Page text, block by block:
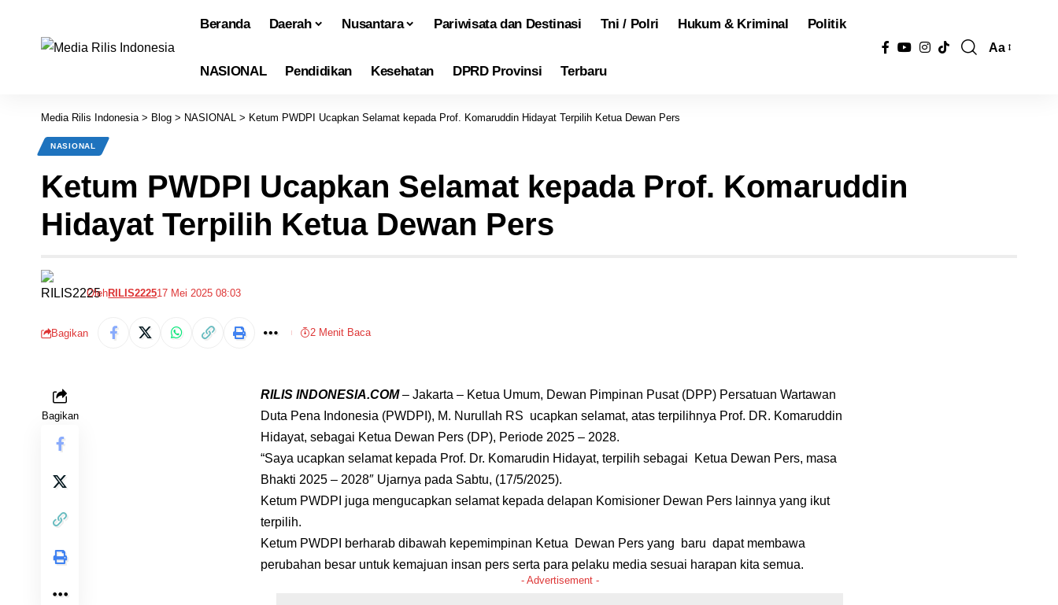
Beranda Daerah Nusantara Pariwisata dan Destinasi Tni / Polri Hukum & Kriminal Politik
NASIONAL Pendidikan Kesehatan DPRD Provinsi Terbaru
Aa
Media Rilis Indonesia> Blog > NASIONAL > Ketum PWDPI Ucapkan Selamat kepada Prof. Komaruddin Hidayat Terpilih Ketua Dewan Pers
NASIONAL
Ketum PWDPI Ucapkan Selamat kepada Prof. Komaruddin
Hidayat Terpilih Ketua Dewan Pers
OlehRILIS222517 Mei 2025 08:03
Bagikan 2 Menit Baca
Bagikan
RILIS INDONESIA.COM– Jakarta – Ketua Umum, Dewan Pimpinan Pusat (DPP) Persatuan Wartawan
Duta Pena Indonesia (PWDPI), M. Nurullah RS ucapkan selamat, atas terpilihnya Prof. DR. Komaruddin
Hidayat, sebagai Ketua Dewan Pers (DP), Periode 2025 – 2028.
“Saya ucapkan selamat kepada Prof. Dr. Komarudin Hidayat, terpilih sebagai Ketua Dewan Pers, masa
Bhakti 2025 – 2028″ Ujarnya pada Sabtu, (17/5/2025).
Ketum PWDPI juga mengucapkan selamat kepada delapan Komisioner Dewan Pers lainnya yang ikut
terpilih.
Ketum PWDPI berharab dibawah kepemimpinan Ketua Dewan Pers yang baru dapat membawa
perubahan besar untuk kemajuan insan pers serta para pelaku media sesuai harapan kita semua.
- Advertisement -